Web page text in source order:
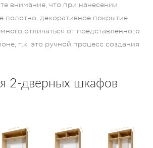
внимание, что при нанесении
полотно, декоративное покрытие
отличаться от представленного
т.к. это ручной процесс создания
2-дверных шкафов